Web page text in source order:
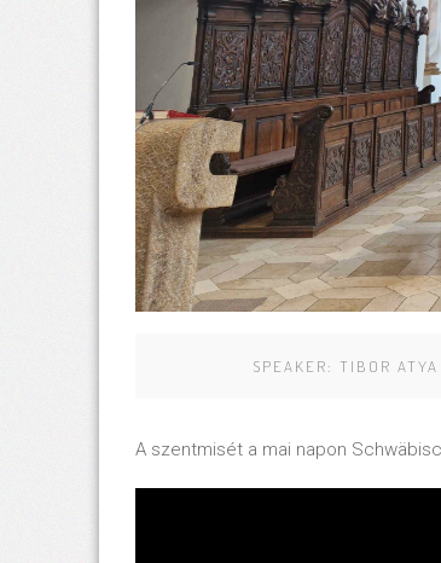
SPEAKER: TIBOR ATYA
A szentmisét a mai napon